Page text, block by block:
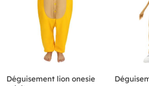
Déguisement lion onesie